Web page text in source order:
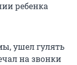
ребенка
ушел гулять
на звонки